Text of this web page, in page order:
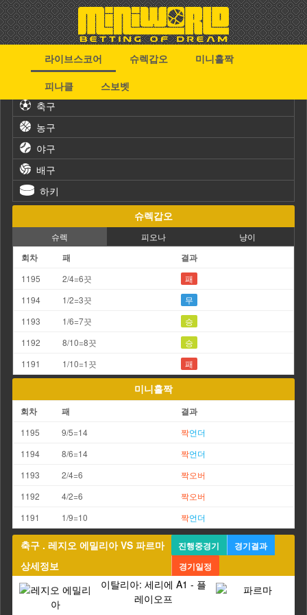
라이브스코어 슈렉갑오
미니홀짝
피나클
스보벳
축구
농구
야구
배구
하키
슈렉갑오
슈렉 피오나 냥이
회차 패 결과
1195 2/4=6끗
패
1194
1/2=3끗
무
1193
1/6=7끗
승
1192
8/10=8끗
승
1191
1/10=1끗 패
미니홀짝
회차 패 결과
1195 9/5=14 짝언더
1194
8/6=14 짝언더
1193
2/4=6 짝오버
1192
4/2=6 짝오버
1191
1/9=10 짝언더
축구 . 레지오 에밀리아 VS 파르마
상세정보
진행중경기
경기결과
경기일정
이탈리아: 세리에 A1 - 플
레이오프